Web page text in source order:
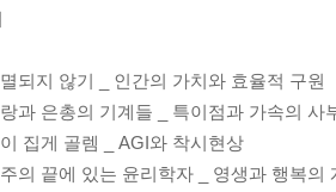
되지 않기 _ 인간의 가치와 효율적 구원
과 은총의 기계들 _ 특이점과 가속의 사
집게 골렘 _ AGI와 착시현상
의 끝에 있는 윤리학자 _ 영생과 행복의